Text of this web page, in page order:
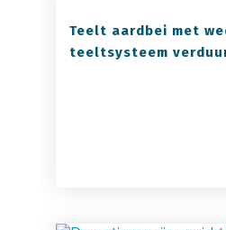
Teelt aardbei met
teeltsysteem